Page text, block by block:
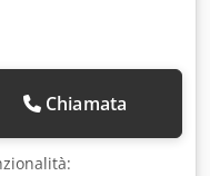
Chiamata